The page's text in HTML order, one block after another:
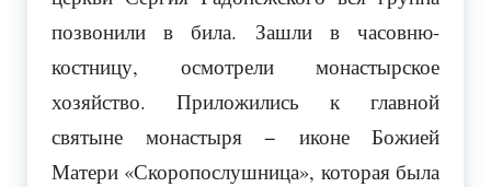
позвонили в била. Зашли в часовню-
костницу, осмотрели монастырское
хозяйство. Приложились к главной
святыне монастыря − иконе Божией
Матери «Скоропослушница», которая была